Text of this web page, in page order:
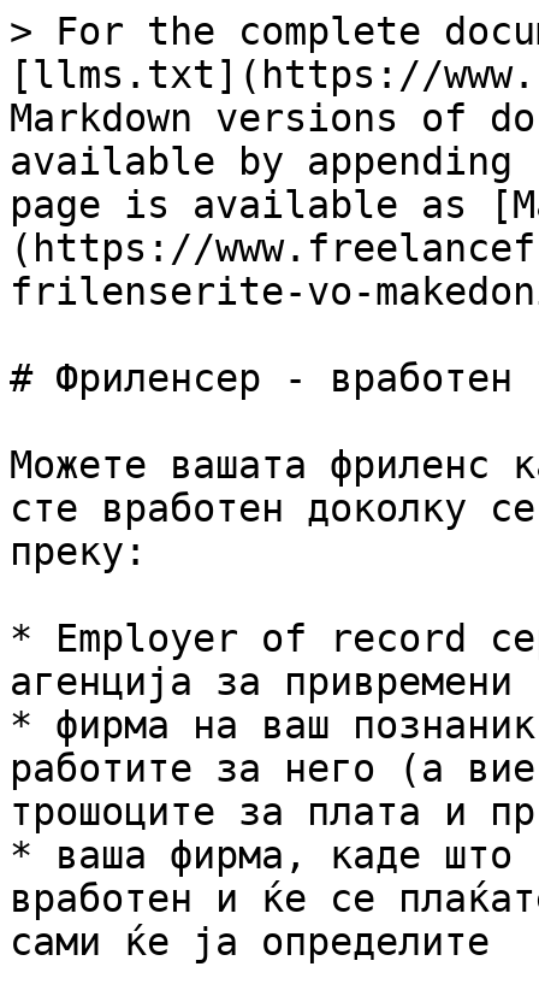
> For the complete
[llms.txt](https://
Markdown versions of
available by
page is available as
(https://
frilenserite-vo-
# Фриленсер - вработен
Можете вашата фриленс
сте вработен доколку
преку:
* Еmployer of record
агенција за привремени
* фирма на ваш
работите за него (а
трошоците за плата и
* ваша фирма, каде што
вработен и ќе се
сами ќе ја определите